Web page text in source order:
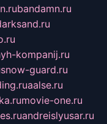
bandamn.ru
kompanij.ru
snow-guard.ru
aalse.ru
movie-one.ru
andreislyusar.ru